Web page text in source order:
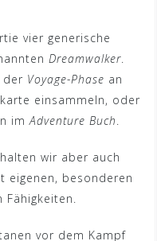
vier generische
Dreamwalker.
der Voyage-Phase an
einsammeln, oder
imAdventure Buch.
wir aber auch
eigenen, besonderen
Fähigkeiten.
vor dem Kampf